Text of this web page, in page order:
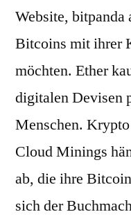
Website, bitpanda
Bitcoins mit ihrer
möchten. Ether
digitalen Devisen
Menschen.
Cloud Minings
ab, die ihre
sich der